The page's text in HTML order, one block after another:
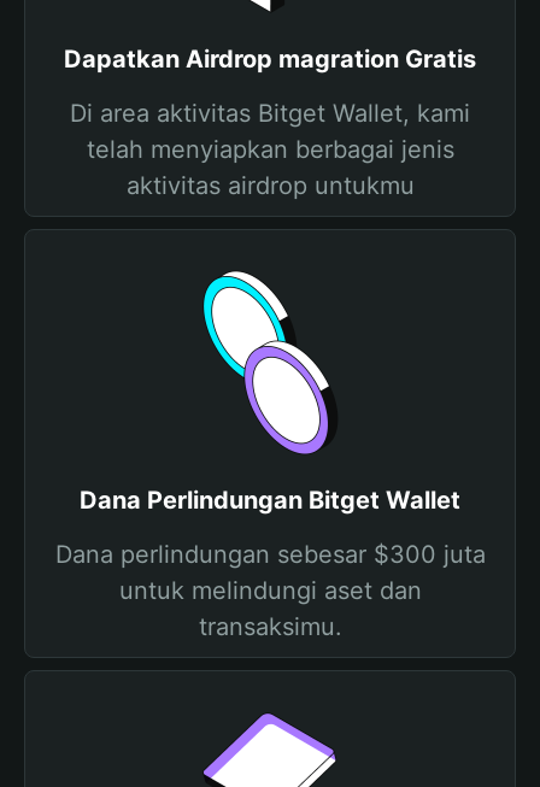
Dapatkan Airdrop magration Gratis
Di area aktivitas Bitget Wallet, kami
telah menyiapkan berbagai jenis
aktivitas airdrop untukmu
Dana Perlindungan Bitget Wallet
Dana perlindungan sebesar $300 juta
untuk melindungi aset dan
transaksimu.